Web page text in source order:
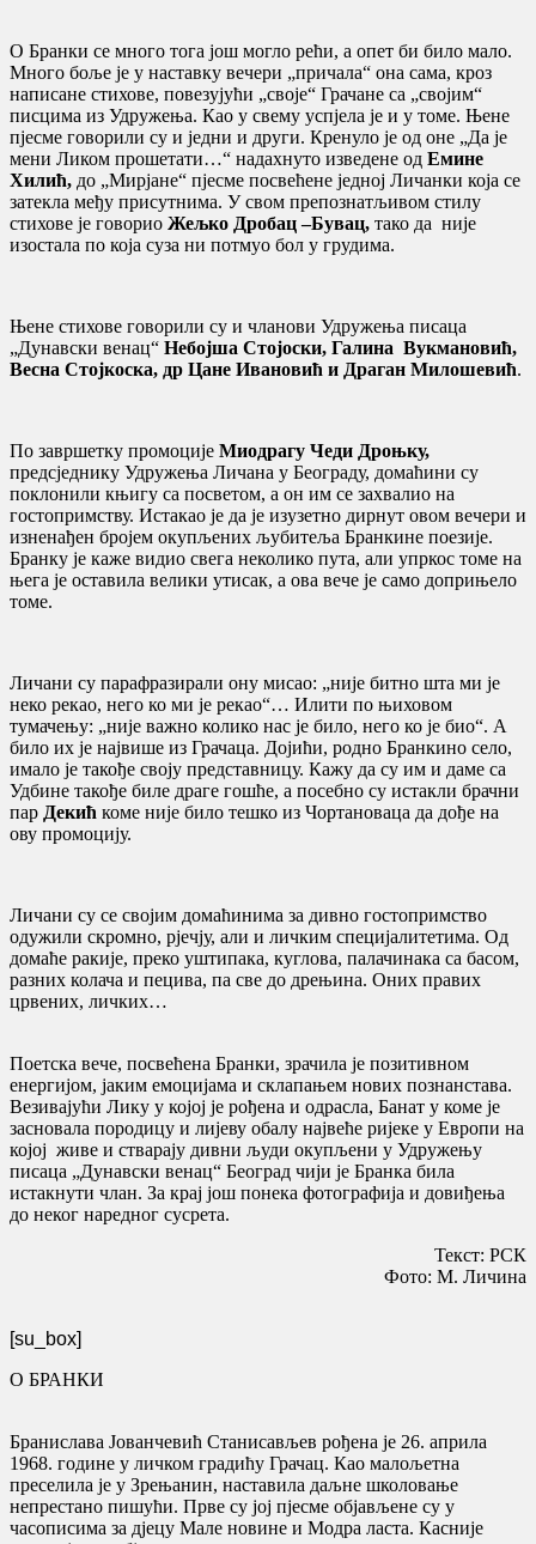
О Бранки се много тога још могло рећи, а опет би било мало.
Много боље је у наставку вечери „причала“ она сама, кроз
написане стихове, повезујући „своје“ Грачане са „својим“
писцима из Удружења. Као у свему успјела је и у томе. Њене
пјесме говорили су и једни и други. Кренуло је од оне „Да је
мени Ликом прошетати…“ надахнуто изведене од Емине
Хилић, до „Мирјане“ пјесме посвећене једној Личанки која се
затекла међу присутнима. У свом препознатљивом стилу
стихове је говорио Жељко Дробац –Бувац, тако да није
изостала по која суза ни потмуо бол у грудима.
Њене стихове говорили су и чланови Удружења писаца
„Дунавски венац“ Небојша Стојоски, Галина Вукмановић,
Весна Стојкоска, др Цане Ивановић и Драган Милошевић.
По завршетку промоције Миодрагу Чеди Дроњку,
предсједнику Удружења Личана у Београду, домаћини су
поклонили књигу са посветом, а он им се захвалио на
гостопримству. Истакао је да је изузетно дирнут овом вечери и
изненађен бројем окупљених љубитеља Бранкине поезије.
Бранку је каже видио свега неколико пута, али упркос томе на
њега је оставила велики утисак, а ова вече је само доприњело
томе.
Личани су парафразирали ону мисао: „није битно шта ми је
неко рекао, него ко ми је рекао“… Илити по њиховом
тумачењу: „није важно колико нас је било, него ко је био“. А
било их је највише из Грачаца. Дојићи, родно Бранкино село,
имало је такође своју представницу. Кажу да су им и даме са
Удбине такође биле драге гошће, а посебно су истакли брачни
пар Декић коме није било тешко из Чортановаца да дође на
ову промоцију.
Личани су се својим домаћинима за дивно гостопримство
одужили скромно, рјечју, али и личким специјалитетима. Од
домаће ракије, преко уштипака, куглова, палачинака са басом,
разних колача и пецива, па све до дрењина. Оних правих
црвених, личких…
Поетска вече, посвећена Бранки, зрачила је позитивном
енергијом, јаким емоцијама и склапањем нових познанстава.
Везивајући Лику у којој је рођена и одрасла, Банат у коме је
засновала породицу и лијеву обалу највеће ријеке у Европи на
којој живе и стварају дивни људи окупљени у Удружењу
писаца „Дунавски венац“ Београд чији је Бранка била
истакнути члан. За крај још понека фотографија и довиђења
до неког наредног сусрета.
Текст: РСК
Фото: М. Личина
[su_box]
О БРАНКИ
Бранислава Јованчевић Станисављев рођена је 26. априла
1968. године у личком градићу Грачац. Као малољетна
преселила је у Зрењанин, наставила даљне школовање
непрестано пишући. Прве су јој пјесме објављене су у
часописима за дјецу Мале новине и Модра ласта. Касније